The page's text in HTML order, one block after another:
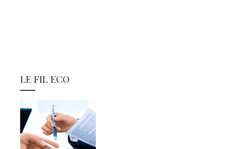
LE FIL ECO